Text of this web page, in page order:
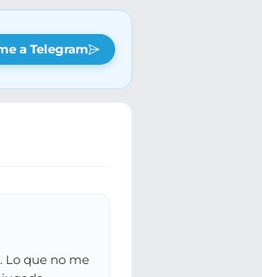
a Telegram
Lo que no me